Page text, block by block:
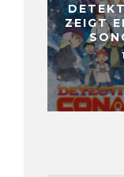
ZEIGT